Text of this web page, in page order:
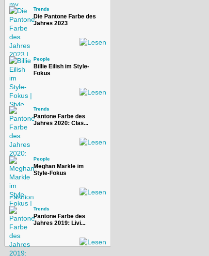
Trends
Die Pantone Farbe des
Jahres 2023
People
Billie Eilish im Style-
Fokus
Trends
Pantone Farbe des
Jahres 2020: Clas...
People
Meghan Markle im
Style-Fokus
Trends
Pantone Farbe des
Jahres 2019: Livi...